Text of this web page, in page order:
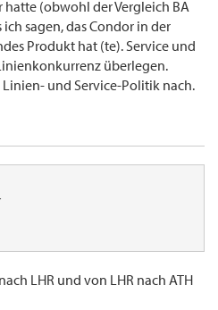
(obwohl der Vergleich BA
sagen, das Condor in der
Produkt hat (te). Service und
überlegen.
und Service-Politik nach.
LHR und von LHR nach ATH